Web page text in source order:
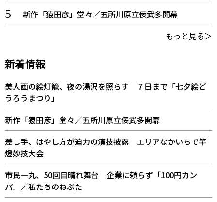
新作「猿田彦」堂々／五所川原立佞武多開幕
もっと見る＞
新着情報
美人画の絵灯籠、夜の湯沢を照らす ７日まで「七夕絵ど
うろうまつり」
新作「猿田彦」堂々／五所川原立佞武多開幕
差し手、はやし方が迫力の演技披露 エリアなかいちで竿
燈妙技大会
市民一丸、50回目晴れ舞台 企業に頼らず「100円カン
パ」／私たちのねぶた